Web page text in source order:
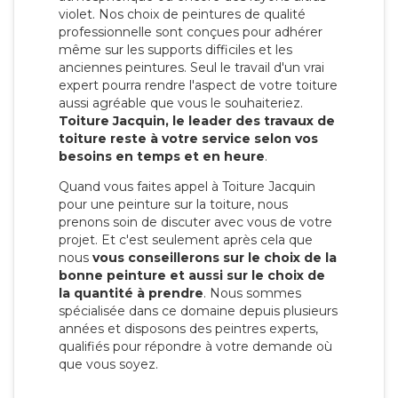
violet. Nos choix de peintures de qualité
professionnelle sont conçues pour adhérer
même sur les supports difficiles et les
anciennes peintures. Seul le travail d'un vrai
expert pourra rendre l'aspect de votre toiture
aussi agréable que vous le souhaiteriez.
Toiture Jacquin, le leader des travaux de
toiture reste à votre service selon vos
besoins en temps et en heure.
Quand vous faites appel à Toiture Jacquin
pour une peinture sur la toiture, nous
prenons soin de discuter avec vous de votre
projet. Et c'est seulement après cela que
nous vous conseillerons sur le choix de la
bonne peinture et aussi sur le choix de
la quantité à prendre. Nous sommes
spécialisée dans ce domaine depuis plusieurs
années et disposons des peintres experts,
qualifiés pour répondre à votre demande où
que vous soyez.